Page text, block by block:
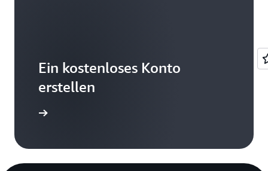
Ein kostenloses Konto
erstellen